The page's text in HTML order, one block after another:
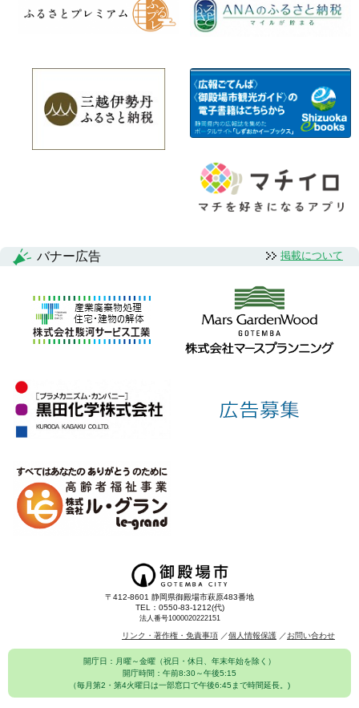
バナー広告 掲載について
〒412-8601 静岡県御殿場市萩原483番地
TEL：0550-83-1212(代)
法人番号1000020222151
リンク・著作権・免責事項 個人情報保護 お問い合わせ
開庁日：月曜～金曜（祝日・休日、年末年始を除く）
開庁時間：午前8:30～午後5:15
（毎月第2・第4火曜日は一部窓口で午後6:45まで時間延長。)